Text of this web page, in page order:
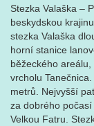
Stezka Valaška –
beskydskou
stezka Valaška
horní stanice
běžeckého
vrcholu
metrů. Nejvyšší
za dobrého
Velkou Fatru.